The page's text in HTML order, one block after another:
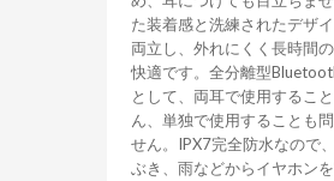
た装着感と洗練されたデザ
両立し、外れにくく長時間
快適です。全分離型
として、両耳で使用するこ
ん、単独で使用することも
せん。IPX7完全防水なので
ぶき、雨などからイヤホン